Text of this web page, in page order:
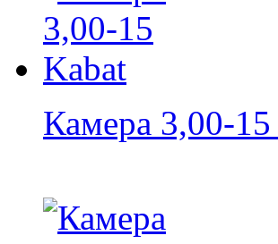
Камера 3,00-